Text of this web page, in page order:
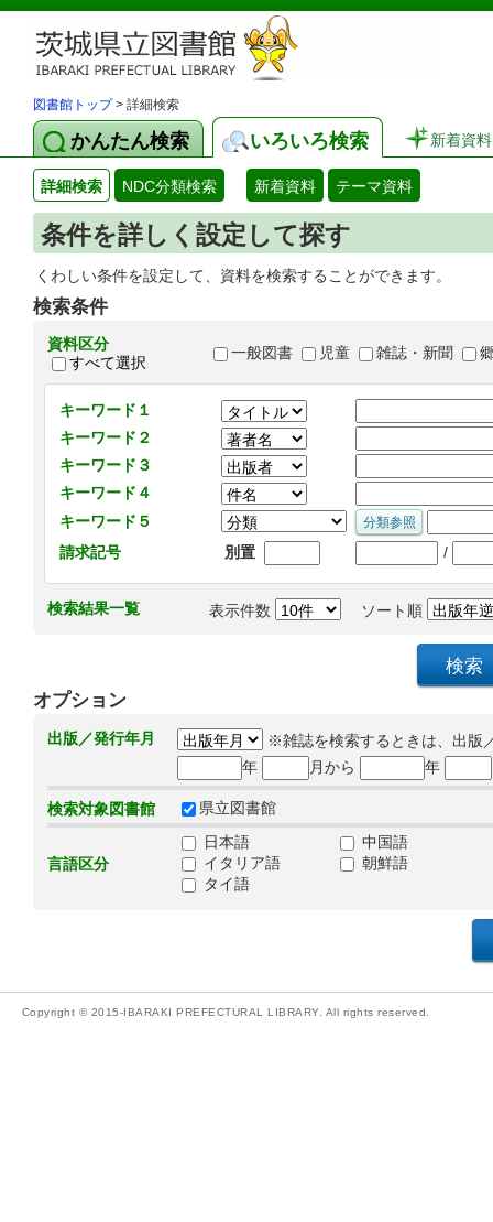
図書館トップ> 詳細検索
かんたん検索 いろいろ検索 新着資料
詳細検索 NDC分類検索 新着資料 テーマ資料
条件を詳しく設定して探す
くわしい条件を設定して、資料を検索することができます。
検索条件
資料区分
すべて選択
一般図書 児童 雑誌・新聞
キーワード１
キーワード２
キーワード３
キーワード４
キーワード５
請求記号
別置 /
検索結果一覧 表示件数 ソート順
オプション
出版／発行年月
※雑誌を検索するときは、出版
年
月から 年
検索対象図書館 県立図書館
言語区分
日本語
中国語
イタリア語
朝鮮語
タイ語
Copyright © 2015-IBARAKI PREFECTURAL LIBRARY. All rights reserved.